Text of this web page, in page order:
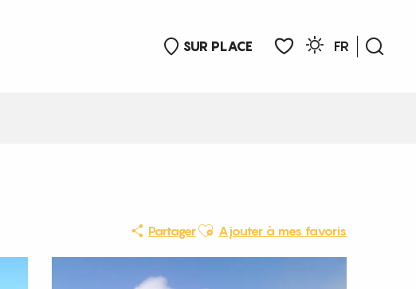
SUR PLACE
FR
PartagerAjouter aux favoris
Ajouter à mes favoris